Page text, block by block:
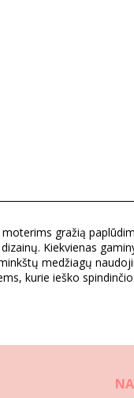
gražią
Kiekvienas
medžiagų
kurie ieško